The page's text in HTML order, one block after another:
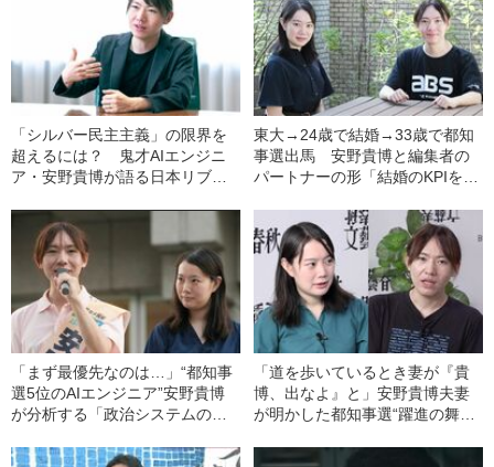
「シルバー民主主義」の限界を
超えるには？ 鬼才AIエンジニ
ア・安野貴博が語る日本リブー
東大→24歳で結婚→33歳で都知
事選出馬 安野貴博と編集者の
パートナーの形「結婚のKPIを設
「まず最優先なのは…」“都知事
選5位のAIエンジニア”安野貴博
が分析する「政治システムの欠
イント」
「道を歩いているとき妻が『貴
博、出なよ』と」安野貴博夫妻
が明かした都知事選“躍進の舞台